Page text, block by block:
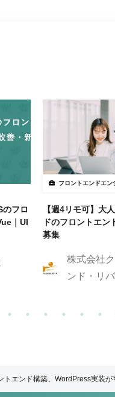
のフロ
｜UI
フロントエンドエン
【週4リモ可】大
ドのフロントエン
募集
株式会社
ンド・リ
エンド構築、WordPress実装が